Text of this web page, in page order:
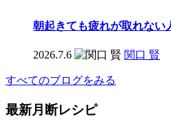
朝起きても疲れが取れない
2026.7.6 関口 賢
すべてのブログをみる
最新月断レシピ